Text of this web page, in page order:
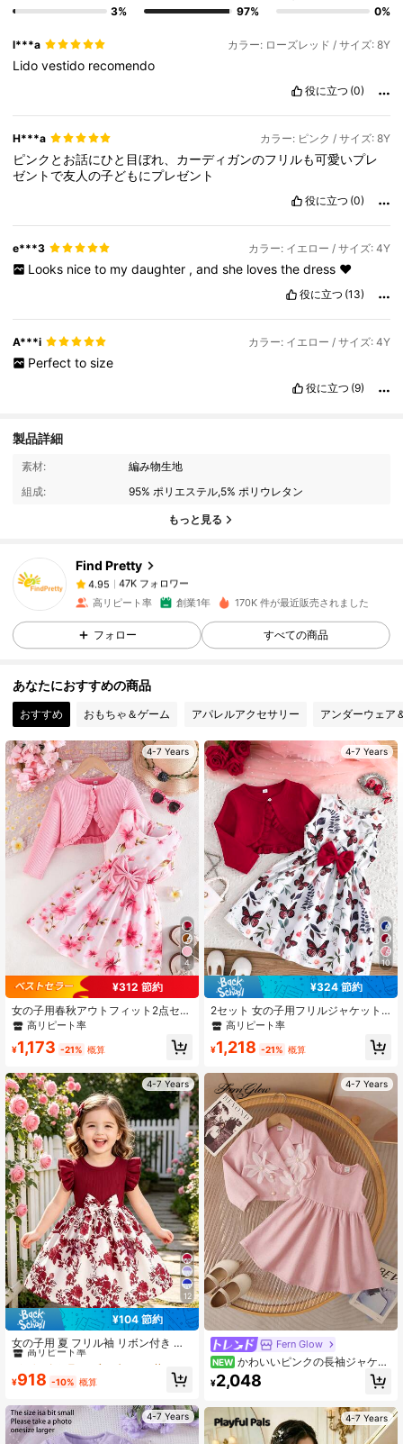
3%
97%
0%
l***a カラー: ローズレッド / サイズ: 8Y
Lidovestido recomendo
役に立つ (0)
H***a カラー: ピンク / サイズ: 8Y
ピンクとお話にひと目ぼれ、カーディガンのフリルも可愛いプレ
ゼントで友人の子どもにプレゼント
役に立つ (0)
e***3 カラー: イエロー / サイズ: 4Y
Looks nice to my daughter , and she loves the dress ❤️
役に立つ (13)
A***i カラー: イエロー / サイズ: 4Y
Perfect to size
役に立つ (9)
製品詳細
素材:
編み物生地
組成:
95% ポリエステル,5% ポリウレタン
もっと見る
Find Pretty
47K フォロワー
47K フォロワー
4.95 47K フォロワー
4.95
4.95 47K フォロワー
4.95 47K フォロワー
4.95 47K フォロワー
4.95 47K フォロワー
4.95 47K フォロワー
高リピート率 創業1年 170K 件が最近販売されました
フォロー すべての商品
あなたにおすすめの商品
おすすめ おもちゃ＆ゲーム アパレルアクセサリー アンダーウェア
4-7 Years
4
¥312 節約
女の子用春秋アウトフィット2点セッ
ト - フリルトリムジャケットとリボ
ーブドレス、エレガントなセット
高リピート率
¥1,173 -21% 概算
4-7 Years
12
¥104 節約
女の子用 夏 フリル袖 リボン付き フ
ローラルプリント カジュアル バケー
ションドレス
#3 ベストセラー
ブルゴーニュ 若い女の子のドレス
高リピート率
#3 ベストセラー
高リピート率
#3 ベストセラー
高リピート率
#3 ベストセラー
高リピート率
¥918 -10% 概算
4-7 Years
4-7 Years
10
¥324 節約
2セット 女の子用フリルジャケット
とバタフライ柄ノースリーブワンピ
高リピート率
¥1,218 -21% 概算
4-7 Years
Fern Glow
NEW かわいいピンクの長袖ジャケッ
ト+ドレス 2点セット、スクールスタ
イル、女の子用
¥2,048
4-7 Years